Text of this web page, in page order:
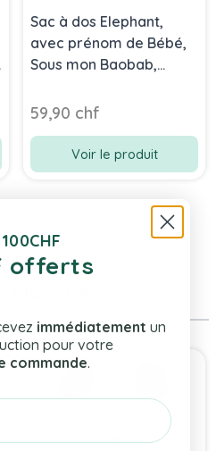
Sac à dos Elephant,
avec prénom de Bébé,
Sous mon Baobab,
59,90 chf
Voir le produit
offerts
immédiatement un
pour votre
commande.